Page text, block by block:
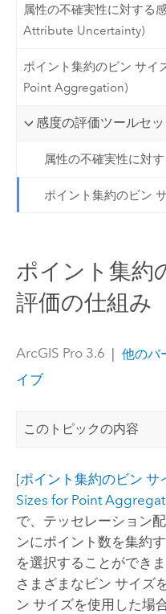
属性の不確実性に対する
Attribute Uncertainty)
ポイント集約のビン サイ
Point Aggregation)
感度の評価ツールセ
属性の不確実性に対
ポイント集約のビン
ポイント集約
評価の仕組み
ArcGIS Pro 3.6 | 他のバ
イブ
このトピックの内容
[ポイント集約のビン サ
Sizes for Point
で、テッセレーション
ンにポイント数を集約
を選択することができ
さまざまなビン サイズ
ン サイズを使用した場